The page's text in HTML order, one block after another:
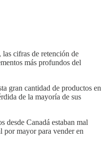
cifras de retención de
más profundos del
gran cantidad de productos en
de la mayoría de sus
desde Canadá estaban mal
por mayor para vender en